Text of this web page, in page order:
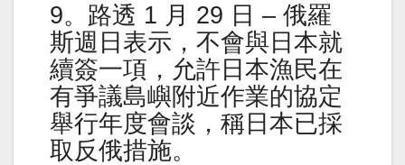
9。路透 1 月 29 日 – 俄羅
斯週日表示，不會與日本就
續簽一項，允許日本漁民在
有爭議島嶼附近作業的協定
舉行年度會談，稱日本已採
取反俄措施。